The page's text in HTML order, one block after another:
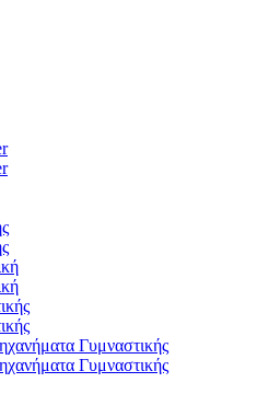
Γυμναστικής
Γυμναστικής